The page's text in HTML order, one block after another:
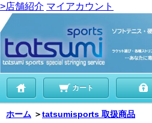
>店舗紹介 マイアカウント
カート
ホーム ＞tatsumisports 取扱商品